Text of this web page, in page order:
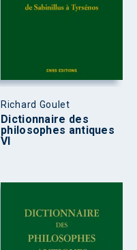
Richard Goulet
Dictionnaire des
philosophes antiques
VI